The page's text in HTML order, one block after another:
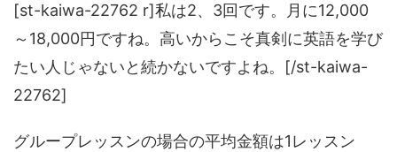
[st-kaiwa-22762 r]私は2、3回です。月に12,000
～18,000円ですね。高いからこそ真剣に英語を学び
たい人じゃないと続かないですよね。[/st-kaiwa-
22762]
グループレッスンの場合の平均金額は1レッスン